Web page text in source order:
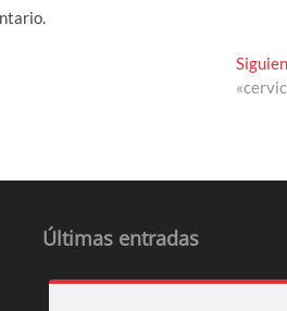
Últimas entradas